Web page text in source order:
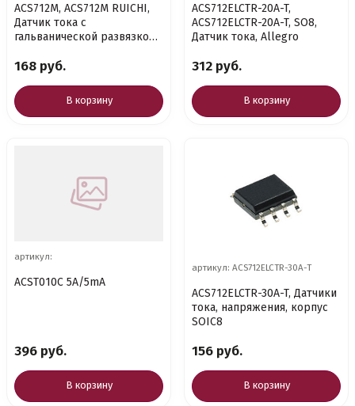
ACS712M, ACS712M RUICHI,
Датчик тока с
гальванической развязкой
168 руб.
В корзину
ACS712ELCTR-20A-T,
ACS712ELCTR-20A-T, SO8,
Датчик тока, Allegro
312 руб.
В корзину
артикул:
ACST010C 5A/5mA
396 руб.
В корзину
артикул: ACS712ELCTR-30A-T
ACS712ELCTR-30A-T, Датчики
тока, напряжения, корпус
SOIC8
156 руб.
В корзину